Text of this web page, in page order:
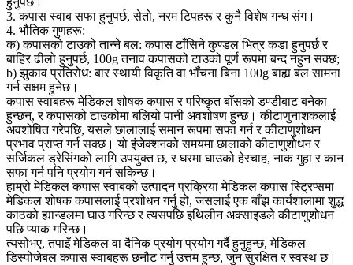
3. कपास स्वाब सफा हुनुपर्छ, सेतो, नरम टिपहरू र कुनै विशेष गन्ध संग।
4. भौतिक गुणहरू:
क) कपासको टाउको तान्ने बल: कपास टाँसिने कुण्डल भित्र कडा हुनुपर्छ र
बाहिर ढीलो हुनुपर्छ, 100g तनाव कपासको टाउको पूर्ण रूपमा बन्द नहुन सक्छ;
b) झुकाव प्रतिरोध: बार स्थायी विकृति वा भाँचना बिना 100g बाह्य बल सामना
गर्न सक्षम हुनेछ।
कपास स्वाबहरू मेडिकल शोषक कपास र परिष्कृत बाँसको डण्डीबाट बनेका
हुन्छन्, र कपासको टाउकोमा बलियो पानी अवशोषण हुन्छ। कीटाणुनाशकलाई
अवशोषित गरेपछि, यसले छालालाई समान रूपमा सफा गर्न र कीटाणुशोधन
प्रभाव प्राप्त गर्न सक्छ। यो इंजेक्शनको समयमा छालाको कीटाणुशोधन र
सर्जिकल ड्रेसिंगको लागि उपयुक्त छ, र घरमा घाउको हेरचाह, नाक गुहा र कान
सफा गर्न पनि प्रयोग गर्न सकिन्छ।
हाम्रो मेडिकल कपास स्वाबको उत्पादन प्रक्रिया मेडिकल कपास स्ट्रिप्समा
मेडिकल शोषक कपासलाई प्रशोधन गर्नु हो, जसलाई एक बाँझ कार्यशालामा शुद्ध
काठको ह्यान्डलमा घाउ गरिन्छ र त्यसपछि इथिलीन अक्साइडले कीटाणुशोधन
पछि प्याक गरिन्छ।
त्यसोभए, तपाइँ मेडिकल वा दैनिक प्रयोग प्रयोग गर्दै हुनुहुन्छ, मेडिकल
डिस्पोजेबल कपास स्वाबहरू छनौट गर्नु उत्तम हुन्छ, जुन सुरक्षित र स्वस्थ छ।